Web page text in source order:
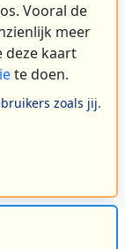
Vooral de
meer
deze kaart
te doen.
zoals jij.